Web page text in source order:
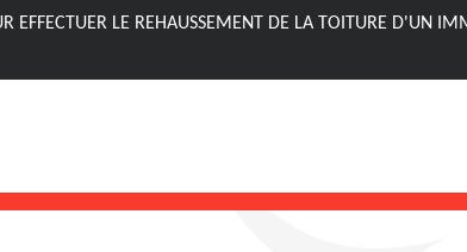
EFFECTUER LE REHAUSSEMENT DE LA TOITURE D'UN